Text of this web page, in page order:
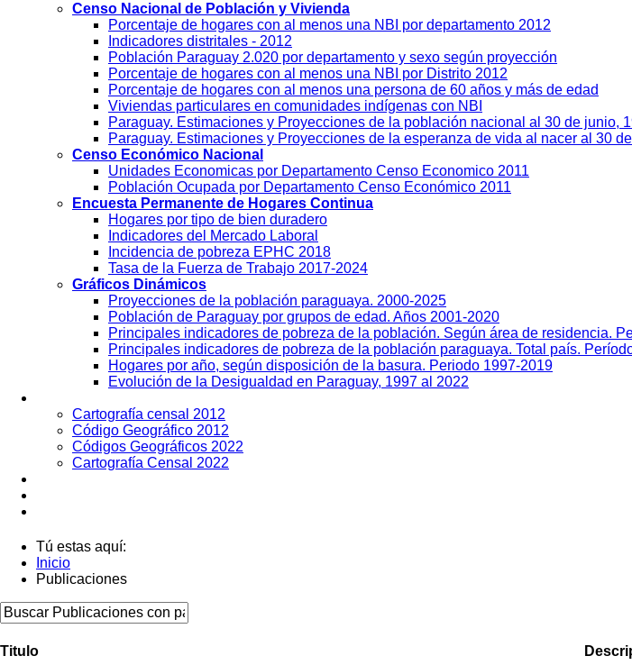
Censo Nacional de Población y Vivienda
Porcentaje de hogares con al menos una NBI por departamento 2012
Indicadores distritales - 2012
Población Paraguay 2.020 por departamento y sexo según proyección
Porcentaje de hogares con al menos una NBI por Distrito 2012
Porcentaje de hogares con al menos una persona de 60 años y más de edad
Viviendas particulares en comunidades indígenas con NBI
Paraguay. Estimaciones y Proyecciones de la población nacional al 30 de junio,
Paraguay. Estimaciones y Proyecciones de la esperanza de vida al nacer al 30
Censo Económico Nacional
Unidades Economicas por Departamento Censo Economico 2011
Población Ocupada por Departamento Censo Económico 2011
Encuesta Permanente de Hogares Continua
Hogares por tipo de bien duradero
Indicadores del Mercado Laboral
Incidencia de pobreza EPHC 2018
Tasa de la Fuerza de Trabajo 2017-2024
Gráficos Dinámicos
Proyecciones de la población paraguaya. 2000-2025
Población de Paraguay por grupos de edad. Años 2001-2020
Principales indicadores de pobreza de la población. Según área de residencia.
Principales indicadores de pobreza de la población paraguaya. Total país.
Hogares por año, según disposición de la basura. Periodo 1997-2019
Evolución de la Desigualdad en Paraguay, 1997 al 2022
Cartografía censal 2012
Código Geográfico 2012
Códigos Geográficos 2022
Cartografía Censal 2022
Tú estas aquí:
Inicio
Publicaciones
Titulo